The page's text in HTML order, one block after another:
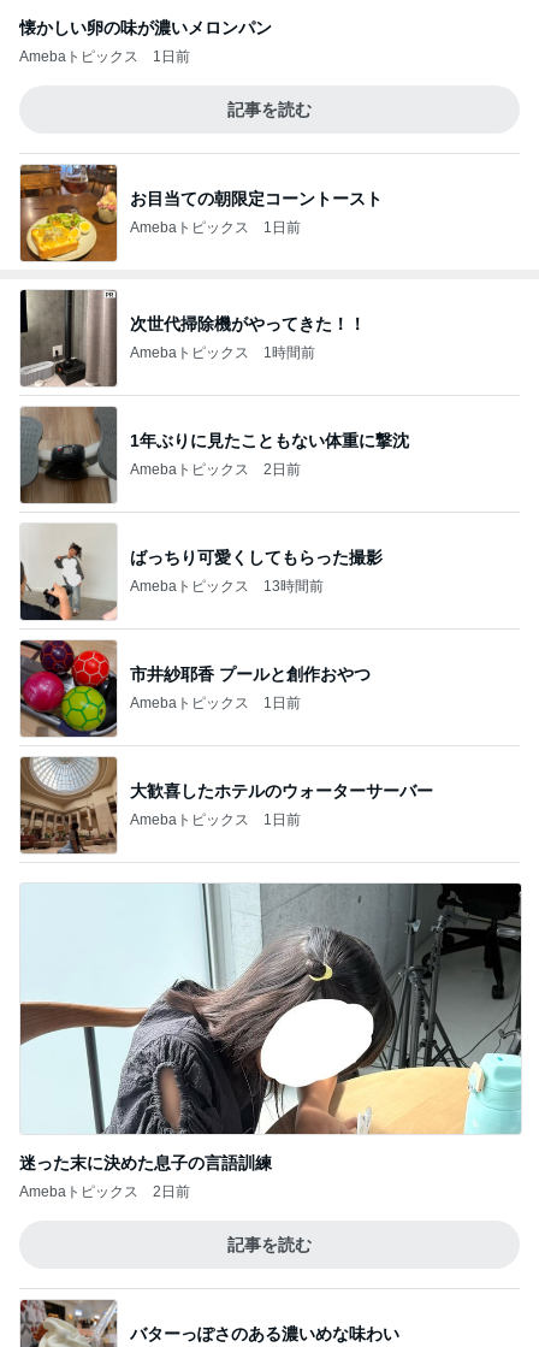
懐かしい卵の味が濃いメロンパン
Amebaトピックス 1日前
記事を読む
お目当ての朝限定コーントースト
Amebaトピックス 1日前
次世代掃除機がやってきた！！
Amebaトピックス 1時間前
1年ぶりに見たこともない体重に撃沈
Amebaトピックス 2日前
ばっちり可愛くしてもらった撮影
Amebaトピックス 13時間前
市井紗耶香 プールと創作おやつ
Amebaトピックス 1日前
大歓喜したホテルのウォーターサーバー
Amebaトピックス 1日前
迷った末に決めた息子の言語訓練
Amebaトピックス 2日前
記事を読む
バターっぽさのある濃いめな味わい